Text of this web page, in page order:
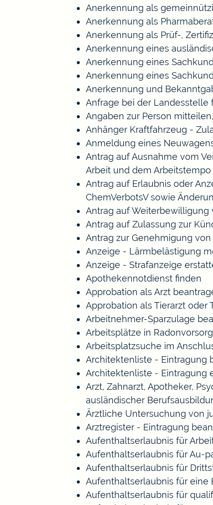
Anerkennung als
Anerkennung als
Anerkennung als Prüf-,
Anerkennung eines
Anerkennung eines
Anerkennung eines
Anerkennung und
Anfrage bei der Landesstelle
Angaben zur Person
Anhänger Kraftfahrzeug -
Anmeldung eines
Antrag auf Ausnahme vom
Arbeit und dem Arbeitstempo
Antrag auf Erlaubnis oder
ChemVerbotsV sowie
Antrag auf
Antrag auf Zulassung zur
Antrag zur Genehmigung
Anzeige - Lärmbelästigung
Anzeige - Strafanzeige
Apothekennotdienst finden
Approbation als Arzt
Approbation als Tierarzt oder
Arbeitnehmer-Sparzulage
Arbeitsplätze in
Arbeitsplatzsuche im
Architektenliste - Eintragung
Architektenliste - Eintragung
Arzt, Zahnarzt, Apotheker,
ausländischer
Ärztliche Untersuchung von
Arztregister - Eintragung
Aufenthaltserlaubnis für
Aufenthaltserlaubnis für Au-
Aufenthaltserlaubnis für
Aufenthaltserlaubnis für eine
Aufenthaltserlaubnis für